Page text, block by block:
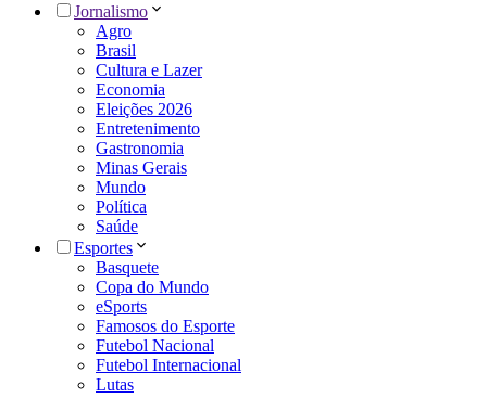
Jornalismo
Agro
Brasil
Cultura e Lazer
Economia
Eleições 2026
Entretenimento
Gastronomia
Minas Gerais
Mundo
Política
Saúde
Esportes
Basquete
Copa do Mundo
eSports
Famosos do Esporte
Futebol Nacional
Futebol Internacional
Lutas